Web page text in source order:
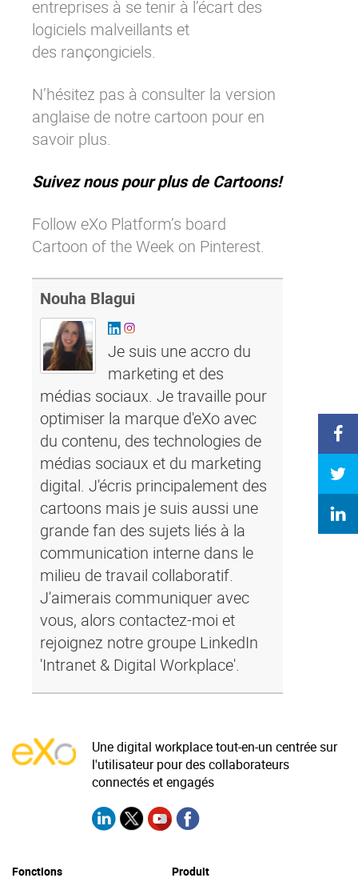
Contactez-nous
Essayez eXo
entreprises à se tenir à l’écart des
logiciels malveillants et
des rançongiciels.
N’hésitez pas à consulter la version
anglaise de notre cartoon pour en
savoir plus.
Suivez nous pour plus de Cartoons!
Follow eXo Platform’s board
Cartoon of the Week on Pinterest.
Nouha Blagui
Je suis une accro du
marketing et des
médias sociaux. Je travaille pour
optimiser la marque d'eXo avec
du contenu, des technologies de
médias sociaux et du marketing
digital. J'écris principalement des
cartoons mais je suis aussi une
grande fan des sujets liés à la
communication interne dans le
milieu de travail collaboratif.
J'aimerais communiquer avec
vous, alors contactez-moi et
rejoignez notre groupe LinkedIn
'Intranet & Digital Workplace'.
Une digital workplace tout-en-un centrée sur
l'utilisateur pour des collaborateurs
connectés et engagés
Fonctions Produit